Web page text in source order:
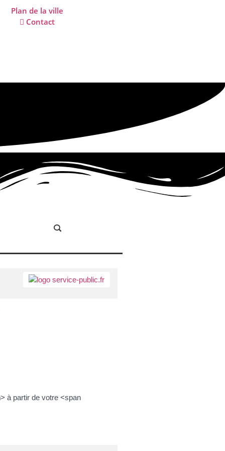
Plan de la ville
Contact
à partir de votre <span